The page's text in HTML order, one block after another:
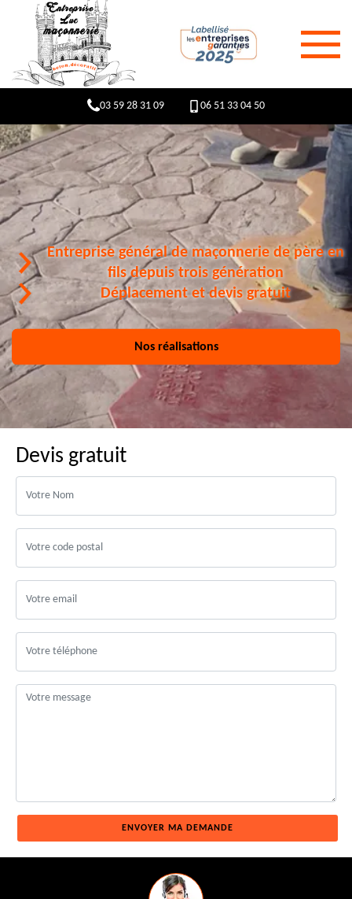
03 59 28 31 09 06 51 33 04 50
Entreprise général de maçonnerie de père en
fils depuis trois génération
Déplacement et devis gratuit
Nos réalisations
Devis gratuit